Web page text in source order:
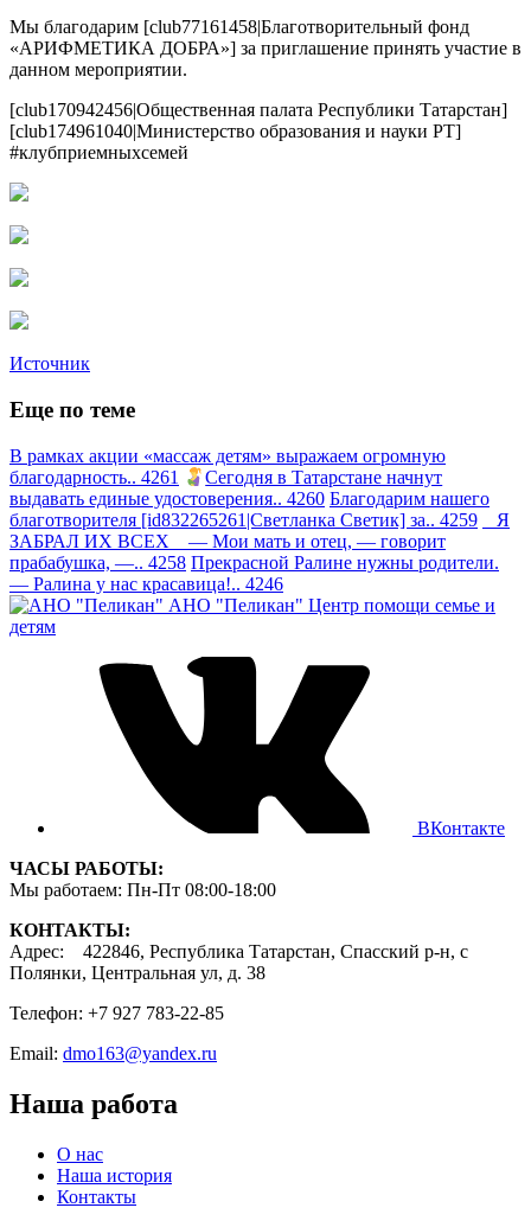
Мы благодарим [club77161458|Благотворительный фонд
«АРИФМЕТИКА ДОБРА»] за приглашение принять участие в
данном мероприятии.
[club170942456|Общественная палата Республики Татарстан]
[club174961040|Министерство образования и науки РТ]
#клубприемныхсемей
Источник
Еще по теме
В рамках акции «массаж детям» выражаем огромную
благодарность.. 4261
Сегодня в Татарстане начнут
выдавать единые удостоверения.. 4260 Благодарим нашего
благотворителя [id832265261|Светланка Светик] за.. 4259
Я
ЗАБРАЛ ИХ ВСЕХ — Мои мать и отец, — говорит
прабабушка, —.. 4258 Прекрасной Ралине нужны родители.
— Ралина у нас красавица!.. 4246
АНО "Пеликан" Центр помощи семье и
детям
ВКонтакте
ЧАСЫ РАБОТЫ:
Мы работаем: Пн-Пт 08:00-18:00
КОНТАКТЫ:
Адрес: 422846, Республика Татарстан, Спасский р-н, с
Полянки, Центральная ул, д. 38
Телефон: +7 927 783-22-85
Email: dmo163@yandex.ru
Наша работа
О нас
Наша история
Контакты